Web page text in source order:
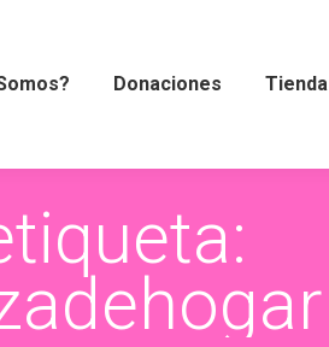
Donaciones Tienda